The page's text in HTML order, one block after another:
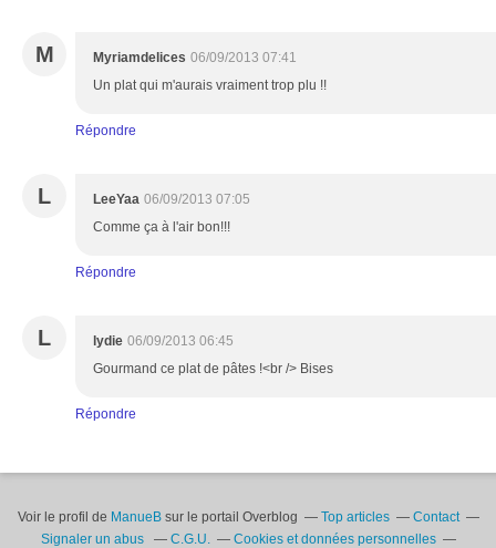
M Myriamdelices 06/09/2013 07:41
Un plat qui m'aurais vraiment trop plu !!
Répondre
L LeeYaa 06/09/2013 07:05
Comme ça à l'air bon!!!
Répondre
L lydie 06/09/2013 06:45
Gourmand ce plat de pâtes !<br /> Bises
Répondre
Voir le profil de ManueBsur le portail Overblog Top articles
Contact
Signaler un abus
C.G.U.
Cookies et données personnelles